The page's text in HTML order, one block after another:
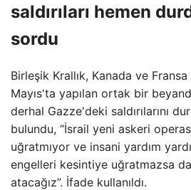
saldırıları hemen
sordu
Birleşik Krallık, Kanada ve Fransa
Mayıs'ta yapılan ortak bir
derhal Gazze'deki saldırılarını
bulundu, “İsrail yeni askeri
uğratmıyor ve insani yardım
engelleri kesintiye uğratmazsa
atacağız”. İfade kullanıldı.